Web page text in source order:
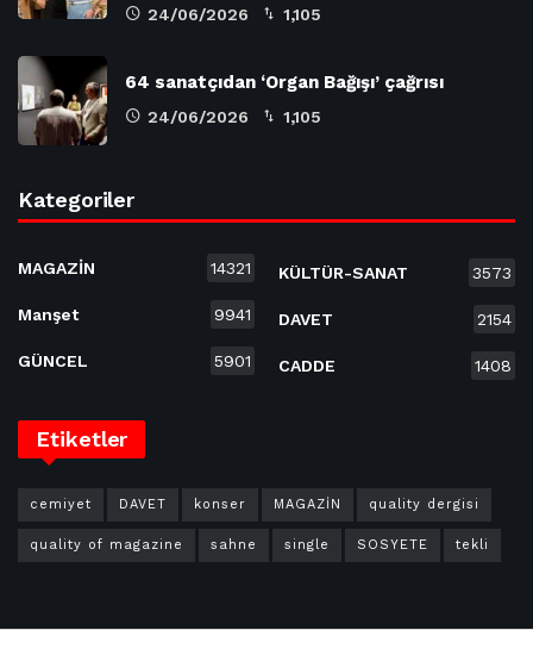
24/06/2026 1,105
64 sanatçıdan ‘Organ Bağışı’ çağrısı
24/06/2026 1,105
Kategoriler
MAGAZİN 14321
Manşet 9941
GÜNCEL 5901
KÜLTÜR-SANAT 3573
DAVET 2154
CADDE 1408
Etiketler
cemiyet DAVET konser MAGAZİN quality dergisi
quality of magazine sahne single SOSYETE tekli